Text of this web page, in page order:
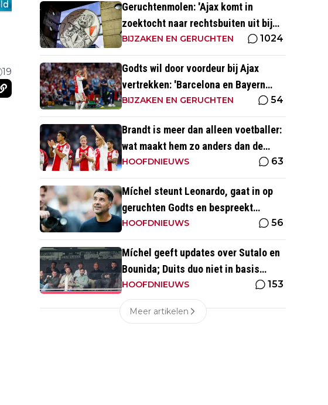
19
Geruchtenmolen: 'Ajax komt in
zoektocht naar rechtsbuiten uit bij
Couto'
BIJZAKEN EN GERUCHTEN 1024
Godts wil door voordeur bij Ajax
vertrekken: 'Barcelona en Bayern
waren ook heel serieus'
BIJZAKEN EN GERUCHTEN 54
Brandt is meer dan alleen voetballer:
wat maakt hem zo anders dan de
'gemiddelde' voetballer?
HOOFDNIEUWS 63
Míchel steunt Leonardo, gaat in op
geruchten Godts en bespreekt
toekomst Baas bij Ajax
HOOFDNIEUWS 56
Míchel geeft updates over Sutalo en
Bounida; Duits duo niet in basis
tegen PEC Zwolle
HOOFDNIEUWS 153
Meer artikelen